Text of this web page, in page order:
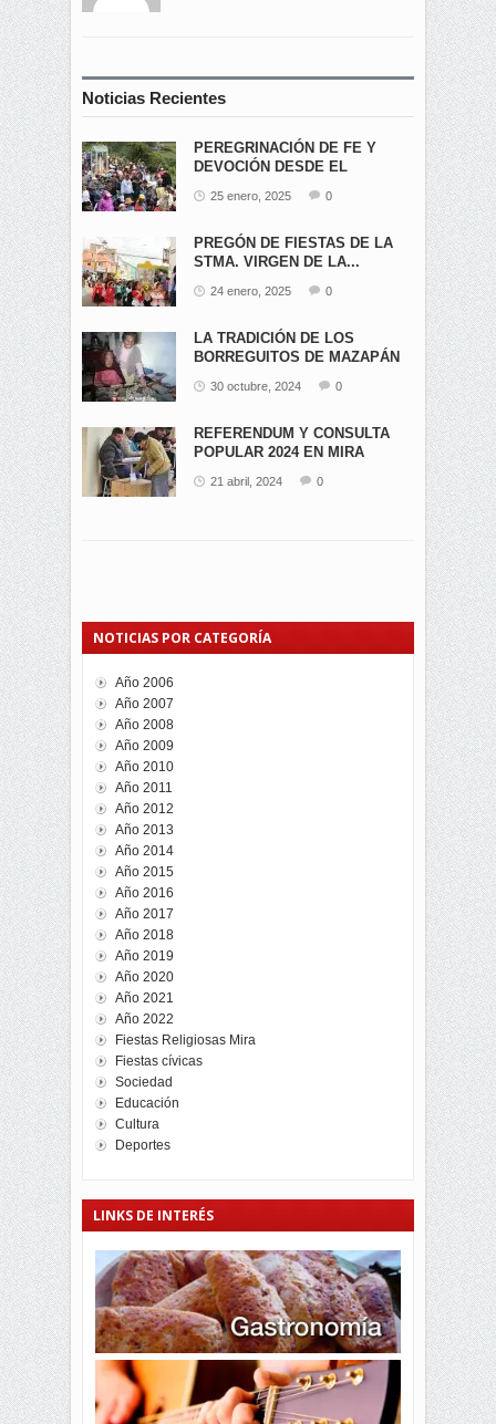
Noticias Recientes
PEREGRINACIÓN DE FE Y
DEVOCIÓN DESDE EL
25 enero, 2025 0
PREGÓN DE FIESTAS DE LA
STMA. VIRGEN DE LA...
24 enero, 2025 0
LA TRADICIÓN DE LOS
BORREGUITOS DE MAZAPÁN
30 octubre, 2024 0
REFERENDUM Y CONSULTA
POPULAR 2024 EN MIRA
21 abril, 2024 0
NOTICIAS POR CATEGORÍA
Año 2006
Año 2007
Año 2008
Año 2009
Año 2010
Año 2011
Año 2012
Año 2013
Año 2014
Año 2015
Año 2016
Año 2017
Año 2018
Año 2019
Año 2020
Año 2021
Año 2022
Fiestas Religiosas Mira
Fiestas cívicas
Sociedad
Educación
Cultura
Deportes
LINKS DE INTERÉS